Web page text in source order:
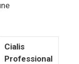
Cialis
Professional